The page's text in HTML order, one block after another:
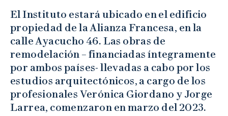
El Instituto estará ubicado en el edificio
propiedad de la Alianza Francesa, en la
calle Ayacucho 46. Las obras de
remodelación – financiadas íntegramente
por ambos países- llevadas a cabo por los
estudios arquitectónicos, a cargo de los
profesionales Verónica Giordano y Jorge
Larrea, comenzaron en marzo del 2023.